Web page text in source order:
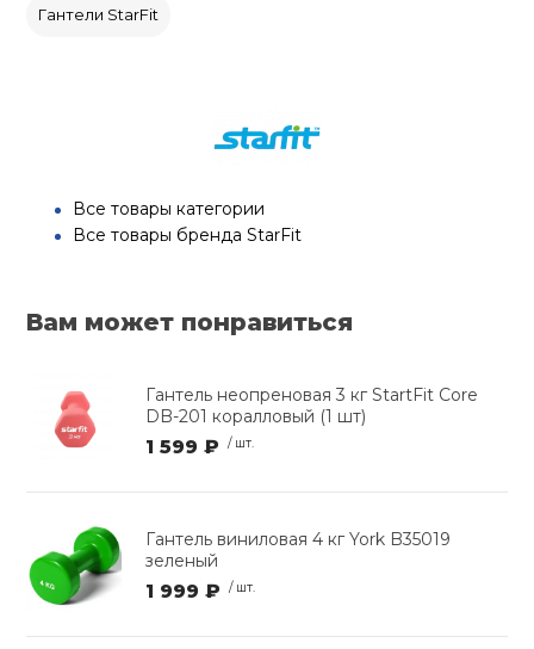
Гантели StarFit
Все товары категории
Все товары бренда StarFit
Вам может понравиться
Гантель неопреновая 3 кг StartFit Core
DB-201 коралловый (1 шт)
1 599 ₽ / шт.
Гантель виниловая 4 кг York B35019
зеленый
1 999 ₽ / шт.